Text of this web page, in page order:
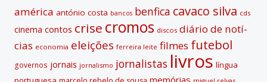
américa antónio costa bancos benfica cavaco silva cds
cinema contos crise cromos discos diário de notí­
cias economia eleições ferreira leite filmes futebol
governos jornais jornalismo jornalistas livros lí­ngua
memórias